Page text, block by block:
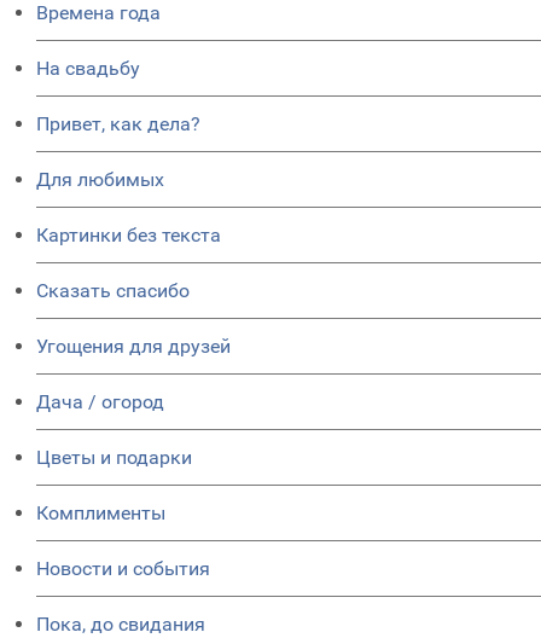
Времена года
На свадьбу
Привет, как дела?
Для любимых
Картинки без текста
Сказать спасибо
Угощения для друзей
Дача / огород
Цветы и подарки
Комплименты
Новости и события
Пока, до свидания